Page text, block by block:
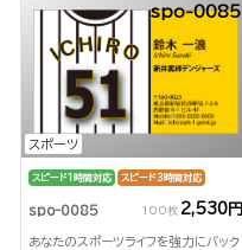
スポーツ
spo-0085
スピード1時間対応 スピード3時間対応
spo-0085 100枚 2,530円
あなたのスポーツライフを強力にバック